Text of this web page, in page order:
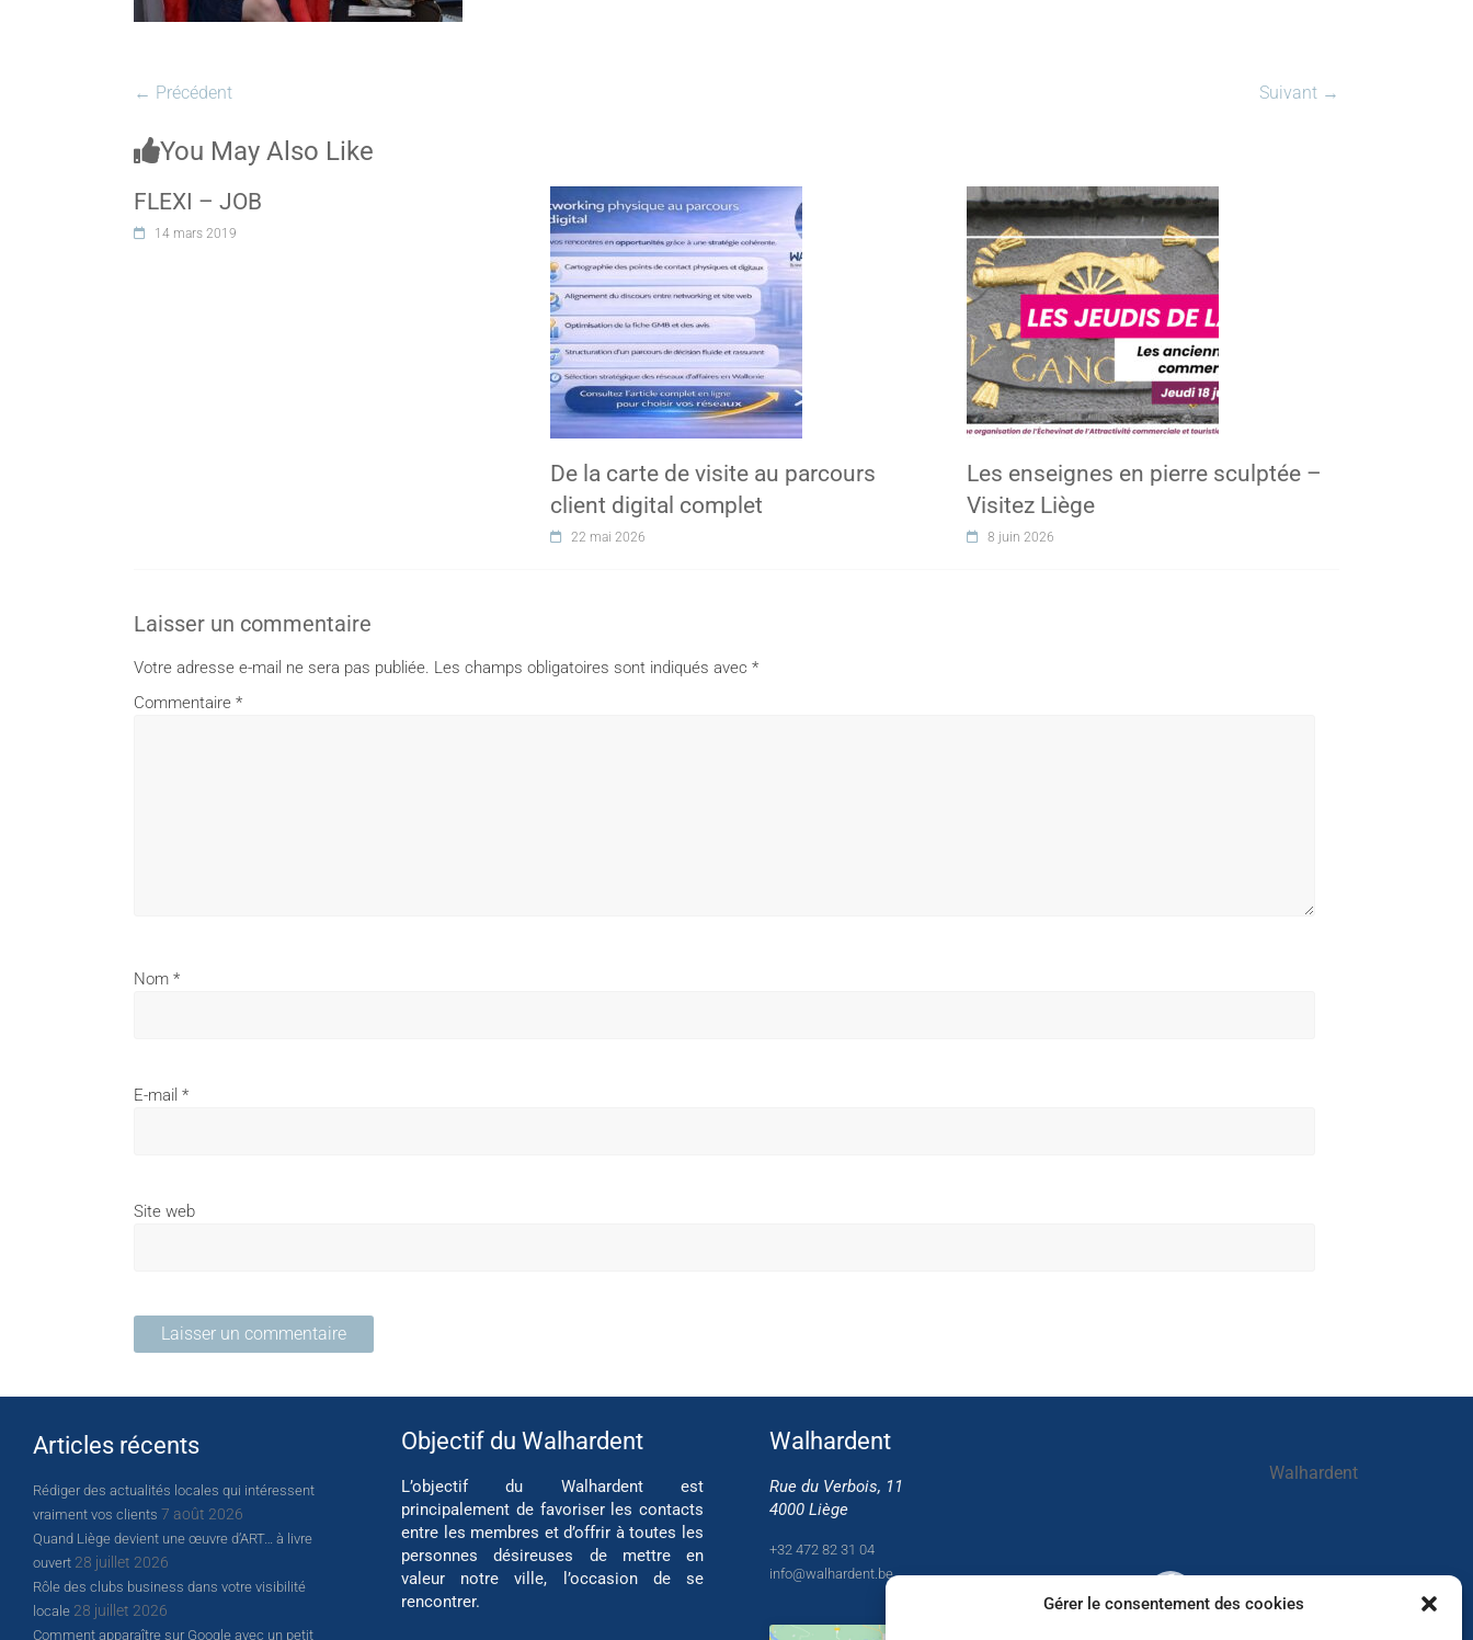
Gérer le consentement des cookies
← Précédent Suivant →
You May Also Like
FLEXI – JOB
14 mars 2019
De la carte de visite au parcours
client digital complet
22 mai 2026
Les enseignes en pierre sculptée –
Visitez Liège
8 juin 2026
Laisser un commentaire
Votre adresse e-mail ne sera pas publiée. Les champs obligatoires sont indiqués avec *
Commentaire *
Nom *
E-mail *
Site web
Articles récents
Rédiger des actualités locales qui intéressent
vraiment vos clients 7 août 2026
Quand Liège devient une œuvre d’ART… à livre
ouvert 28 juillet 2026
Rôle des clubs business dans votre visibilité
locale 28 juillet 2026
Comment apparaître sur Google avec un petit
Objectif du Walhardent
L’objectif du Walhardent est
principalement de favoriser les contacts
entre les membres et d’offrir à toutes les
personnes désireuses de mettre en
valeur notre ville, l’occasion de se
rencontrer.
Walhardent
Rue du Verbois, 11
4000 Liège
+32 472 82 31 04
info@walhardent.be
Walhardent
2 days ago